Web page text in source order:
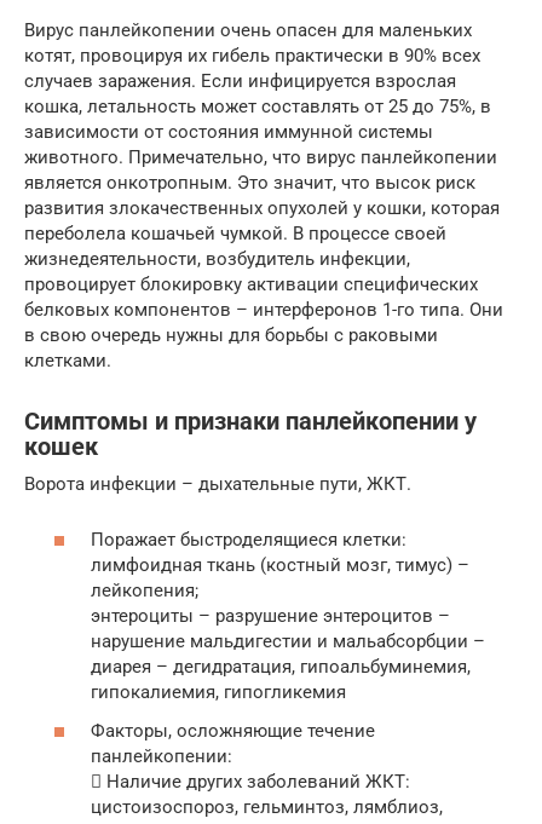
Вирус панлейкопении очень опасен для маленьких
котят, провоцируя их гибель практически в 90% всех
случаев заражения. Если инфицируется взрослая
кошка, летальность может составлять от 25 до 75%, в
зависимости от состояния иммунной системы
животного. Примечательно, что вирус панлейкопении
является онкотропным. Это значит, что высок риск
развития злокачественных опухолей у кошки, которая
переболела кошачьей чумкой. В процессе своей
жизнедеятельности, возбудитель инфекции,
провоцирует блокировку активации специфических
белковых компонентов – интерферонов 1-го типа. Они
в свою очередь нужны для борьбы с раковыми
клетками.
Симптомы и признаки панлейкопении у
кошек
Ворота инфекции – дыхательные пути, ЖКТ.
Поражает быстроделящиеся клетки:
лимфоидная ткань (костный мозг, тимус) –
лейкопения;
энтероциты – разрушение энтероцитов –
нарушение мальдигестии и мальабсорбции –
диарея – дегидратация, гипоальбуминемия,
гипокалиемия, гипогликемия
Факторы, осложняющие течение
панлейкопении:
 Наличие других заболеваний ЖКТ:
цистоизоспороз, гельминтоз, лямблиоз,